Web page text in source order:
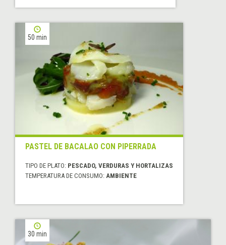
50 min
PASTEL DE BACALAO CON PIPERRADA
TIPO DE PLATO: PESCADO, VERDURAS Y HORTALIZAS
TEMPERATURA DE CONSUMO: AMBIENTE
30 min